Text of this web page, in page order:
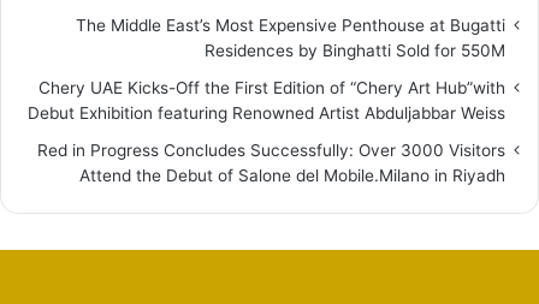
The Middle East’s Most Expensive Penthouse at Bugatti
Residences by Binghatti Sold for 550M
Chery UAE Kicks-Off the First Edition of “Chery Art Hub”with
Debut Exhibition featuring Renowned Artist Abduljabbar Weiss
Red in Progress Concludes Successfully: Over 3000 Visitors
Attend the Debut of Salone del Mobile.Milano in Riyadh